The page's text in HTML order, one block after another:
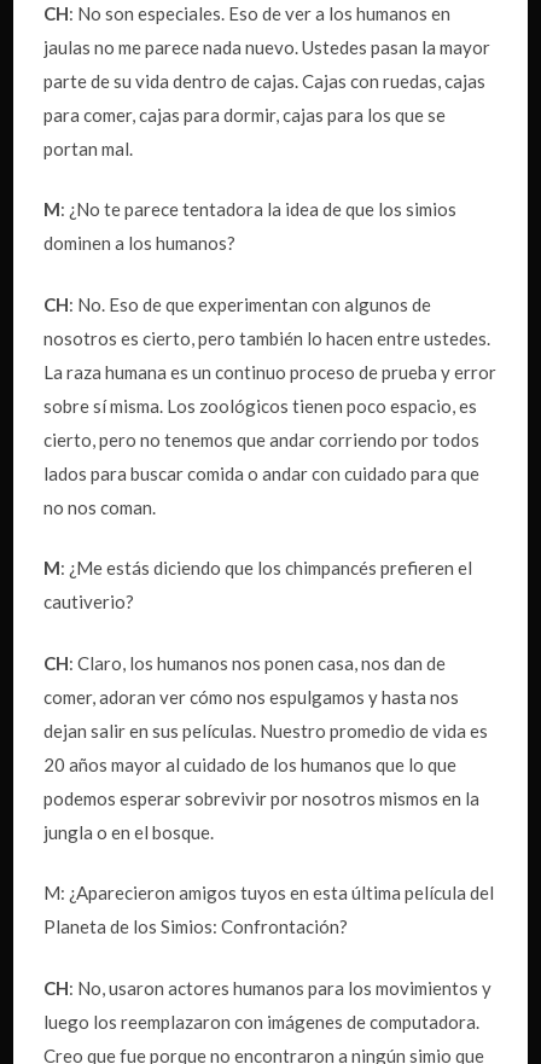
CH: No son especiales. Eso de ver a los humanos en
jaulas no me parece nada nuevo. Ustedes pasan la mayor
parte de su vida dentro de cajas. Cajas con ruedas, cajas
para comer, cajas para dormir, cajas para los que se
portan mal.
M: ¿No te parece tentadora la idea de que los simios
dominen a los humanos?
CH: No. Eso de que experimentan con algunos de
nosotros es cierto, pero también lo hacen entre ustedes.
La raza humana es un continuo proceso de prueba y error
sobre sí misma. Los zoológicos tienen poco espacio, es
cierto, pero no tenemos que andar corriendo por todos
lados para buscar comida o andar con cuidado para que
no nos coman.
M: ¿Me estás diciendo que los chimpancés prefieren el
cautiverio?
CH: Claro, los humanos nos ponen casa, nos dan de
comer, adoran ver cómo nos espulgamos y hasta nos
dejan salir en sus películas. Nuestro promedio de vida es
20 años mayor al cuidado de los humanos que lo que
podemos esperar sobrevivir por nosotros mismos en la
jungla o en el bosque.
M: ¿Aparecieron amigos tuyos en esta última película del
Planeta de los Simios: Confrontación?
CH: No, usaron actores humanos para los movimientos y
luego los reemplazaron con imágenes de computadora.
Creo que fue porque no encontraron a ningún simio que